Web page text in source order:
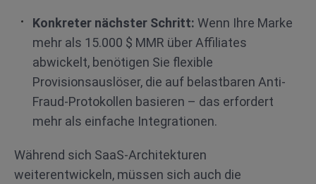
Konkreter nächster Schritt: Wenn Ihre Marke
mehr als 15.000 $ MMR über Affiliates
abwickelt, benötigen Sie flexible
Provisionsauslöser, die auf belastbaren Anti-
Fraud-Protokollen basieren – das erfordert
mehr als einfache Integrationen.
Während sich SaaS-Architekturen
weiterentwickeln, müssen sich auch die